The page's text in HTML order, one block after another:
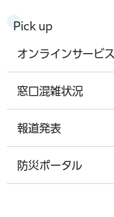
Pick up
オンラインサービス
窓口混雑状況
報道発表
防災ポータル